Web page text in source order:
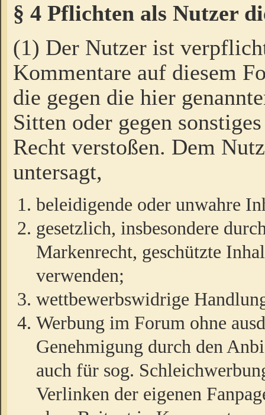
§ 4 Pflichten als Nutzer
(1) Der Nutzer ist
Kommentare auf diesem
die gegen die hier
Sitten oder gegen
Recht verstoßen. Dem
untersagt,
beleidigende oder unwahre
gesetzlich, insbesondere
Markenrecht, geschützte
verwenden;
wettbewerbswidrige
Werbung im Forum ohne
Genehmigung durch den
auch für sog.
Verlinken der eigenen